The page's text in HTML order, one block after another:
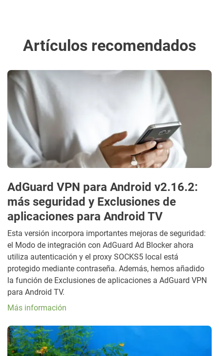
Artículos recomendados
AdGuard VPN para Android v2.16.2:
más seguridad y Exclusiones de
aplicaciones para Android TV
Esta versión incorpora importantes mejoras de seguridad:
el Modo de integración con AdGuard Ad Blocker ahora
utiliza autenticación y el proxy SOCKS5 local está
protegido mediante contraseña. Además, hemos añadido
la función de Exclusiones de aplicaciones a AdGuard VPN
para Android TV.
Más información